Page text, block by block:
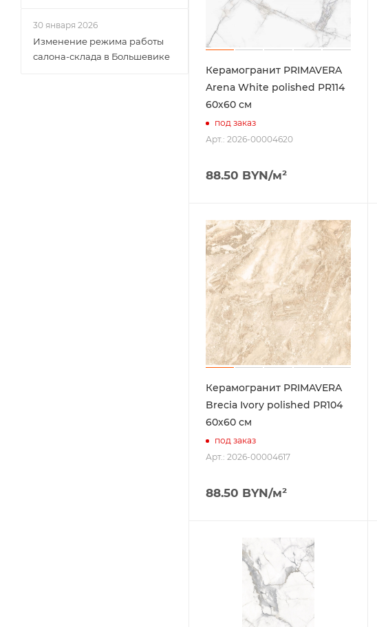
Керамогранит PRIMAVERA
Arena White polished PR114
60х60 см
под заказ
Арт.: 2026-00004620
88.50 BYN/м²
Керамогранит PRIMAVERA
Brecia Ivory polished PR104
60х60 см
под заказ
Арт.: 2026-00004617
88.50 BYN/м²
30 января 2026
Изменение режима работы
салона-склада в Большевике